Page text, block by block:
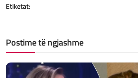
Etiketat:
Postime të ngjashme